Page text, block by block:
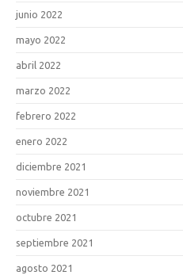
junio 2022
mayo 2022
abril 2022
marzo 2022
febrero 2022
enero 2022
diciembre 2021
noviembre 2021
octubre 2021
septiembre 2021
agosto 2021